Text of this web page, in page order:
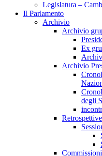
Legislatura –
Il Parlamento
Archivio
Archivio
Ex
Archivio
degli